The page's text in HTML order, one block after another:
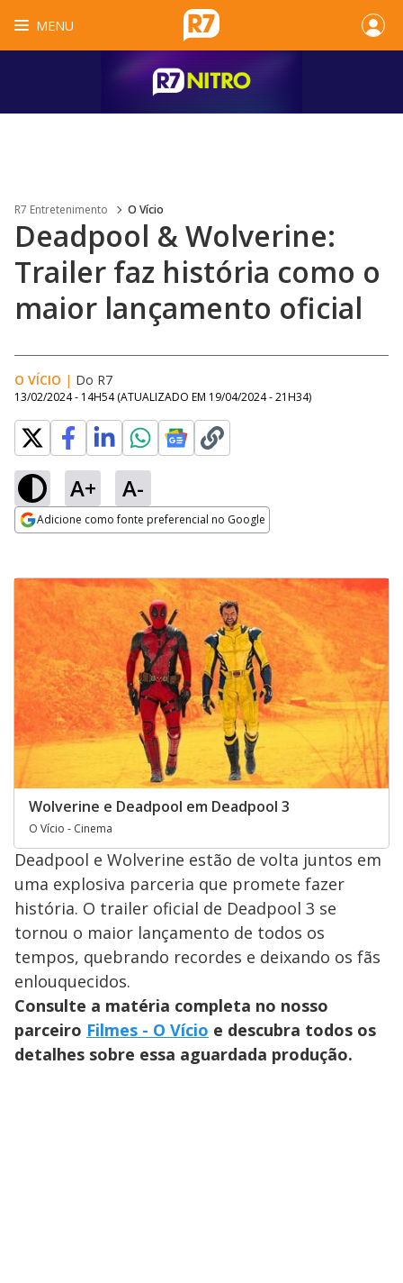
MENU
R7 Entretenimento O Vício
Deadpool & Wolverine:
Trailer faz história como o
maior lançamento oficial
O VÍCIO | Do R7
13/02/2024 - 14H54 (ATUALIZADO EM 19/04/2024 - 21H34)
A+ A-
Adicione como fonte preferencial no Google
Wolverine e Deadpool em Deadpool 3
O Vício - Cinema
Deadpool e Wolverine estão de volta juntos em
uma explosiva parceria que promete fazer
história. O trailer oficial de Deadpool 3 se
tornou o maior lançamento de todos os
tempos, quebrando recordes e deixando os fãs
enlouquecidos.
Consulte a matéria completa no nosso
parceiro Filmes - O Vício e descubra todos os
detalhes sobre essa aguardada produção.